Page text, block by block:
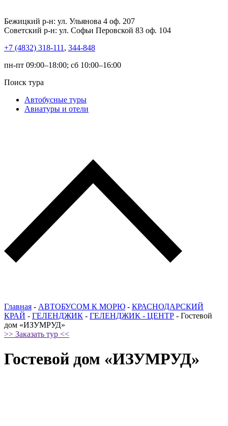
Бежицкий р-н: ул. Ульянова 4 оф. 207
Советский р-н: ул. Софьи Перовской 83 оф. 104
+7 (4832) 318-111 , 344-848
пн-пт 09:00–18:00; сб 10:00–16:00
Поиск тура
Автобусные туры
Авиатуры и отели
Главная - АВТОБУСОМ К МОРЮ - КРАСНОДАРСКИЙ
КРАЙ - ГЕЛЕНДЖИК - ГЕЛЕНДЖИК - ЦЕНТР - Гостевой
дом «ИЗУМРУД»
>> Заказать тур <<
Гостевой дом «ИЗУМРУД»